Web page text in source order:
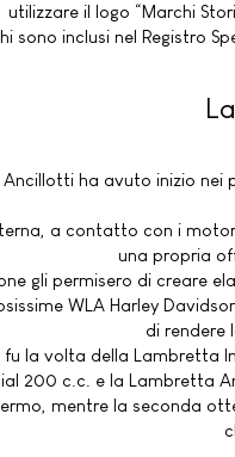
utilizzare il logo “Marchi
sono inclusi nel Registro
ha avuto inizio nei
a contatto con i
una propria
gli permisero di creare
WLA Harley
di rendere
fu la volta della Lambretta
200 c.c. e la Lambretta
mentre la seconda